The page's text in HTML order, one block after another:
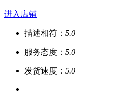
进入店铺
描述相符： 5.0
服务态度： 5.0
发货速度： 5.0